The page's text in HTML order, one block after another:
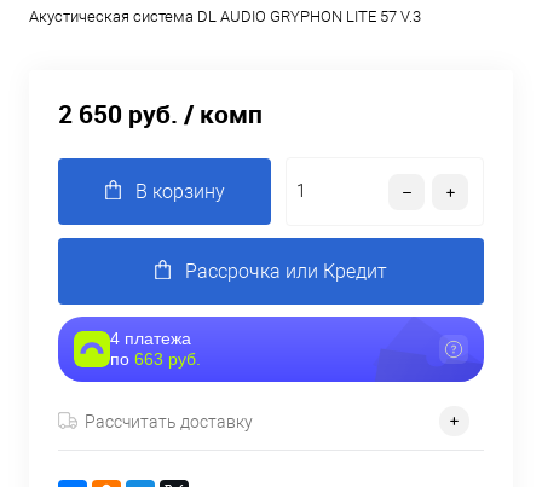
Акустическая система DL AUDIO GRYPHON LITE 57 V.3
2 650 руб. / комп
В корзину
Рассрочка или Кредит
4 платежа
по 663 руб.
Рассчитать доставку